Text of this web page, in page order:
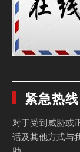
紧急热线
对于受到威胁或
话及其他方式与